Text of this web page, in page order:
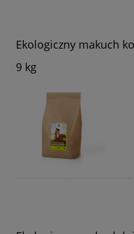
Ekologiczny makuch
9 kg